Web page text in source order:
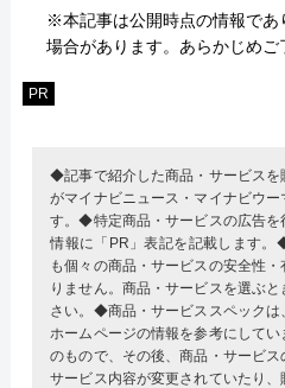
※本記事は公開時点の情報であ
場合があります。あらかじめご
PR
◆記事で紹介した商品・サービスを
がマイナビニュース・マイナビウ
す。◆特定商品・サービスの広告を
情報に「PR」表記を記載します
も個々の商品・サービスの安全性
りません。商品・サービスを選ぶ
さい。◆商品・サービススペック
ホームページの情報を参考にして
のもので、その後、商品・サービ
サービス内容が変更されていたり